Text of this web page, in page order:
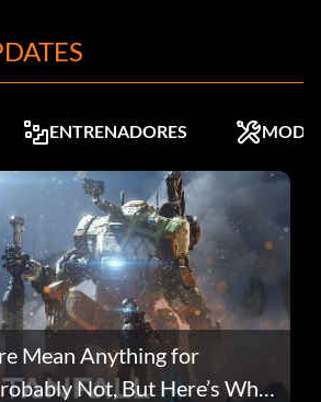
ENTRENADORES MODS
Mean Anything for
Not, But Here’s Why